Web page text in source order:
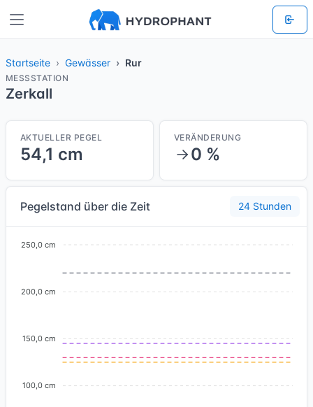
Startseite Gewässer Rur
MESSSTATION
Zerkall
AKTUELLER PEGEL
54,1 cm
VERÄNDERUNG
0 %
Pegelstand über die Zeit 24 Stunden
250,0 cm
200,0 cm
150,0 cm
100,0 cm